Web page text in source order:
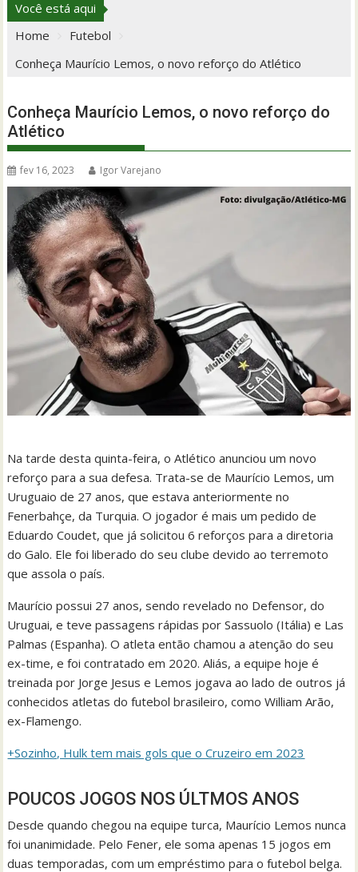
Você está aqui
Home
Futebol
Conheça Maurício Lemos, o novo reforço do Atlético
Conheça Maurício Lemos, o novo reforço do
Atlético
fev 16, 2023 Igor Varejano
Na tarde desta quinta-feira, o Atlético anunciou um novo
reforço para a sua defesa. Trata-se de Maurício Lemos, um
Uruguaio de 27 anos, que estava anteriormente no
Fenerbahçe, da Turquia. O jogador é mais um pedido de
Eduardo Coudet, que já solicitou 6 reforços para a diretoria
do Galo. Ele foi liberado do seu clube devido ao terremoto
que assola o país.
Maurício possui 27 anos, sendo revelado no Defensor, do
Uruguai, e teve passagens rápidas por Sassuolo (Itália) e Las
Palmas (Espanha). O atleta então chamou a atenção do seu
ex-time, e foi contratado em 2020. Aliás, a equipe hoje é
treinada por Jorge Jesus e Lemos jogava ao lado de outros já
conhecidos atletas do futebol brasileiro, como William Arão,
ex-Flamengo.
+Sozinho, Hulk tem mais gols que o Cruzeiro em 2023
POUCOS JOGOS NOS ÚLTMOS ANOS
Desde quando chegou na equipe turca, Maurício Lemos nunca
foi unanimidade. Pelo Fener, ele soma apenas 15 jogos em
duas temporadas, com um empréstimo para o futebol belga.